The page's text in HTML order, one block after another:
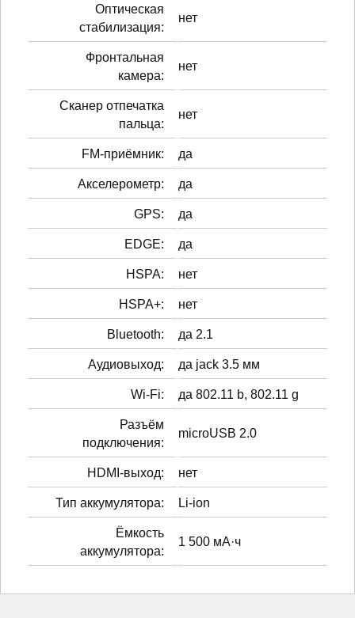
Оптическая
стабилизация:
нет
Фронтальная
камера:
нет
Сканер отпечатка
пальца:
нет
FM-приёмник: да
Акселерометр: да
GPS: да
EDGE: да
HSPA: нет
HSPA+: нет
Bluetooth: да 2.1
Аудиовыход: да jack 3.5 мм
Wi-Fi: да 802.11 b, 802.11 g
Разъём
подключения:
microUSB 2.0
HDMI-выход: нет
Тип аккумулятора: Li-ion
Ёмкость
аккумулятора:
1 500 мА·ч